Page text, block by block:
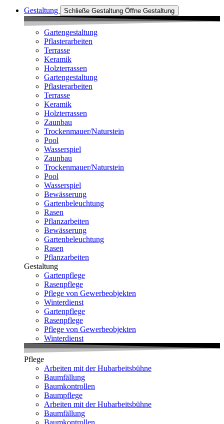
Gestaltung Schließe Gestaltung Öffne Gestaltung
Gartengestaltung
Pflasterarbeiten
Terrasse
Keramik
Holzterrassen
Gartengestaltung
Pflasterarbeiten
Terrasse
Keramik
Holzterrassen
Zaunbau
Trockenmauer/Naturstein
Pool
Wasserspiel
Zaunbau
Trockenmauer/Naturstein
Pool
Wasserspiel
Bewässerung
Gartenbeleuchtung
Rasen
Pflanzarbeiten
Bewässerung
Gartenbeleuchtung
Rasen
Pflanzarbeiten
Gestaltung
Gartenpflege
Rasenpflege
Pflege von Gewerbeobjekten
Winterdienst
Gartenpflege
Rasenpflege
Pflege von Gewerbeobjekten
Winterdienst
Pflege
Arbeiten mit der Hubarbeitsbühne
Baumfällung
Baumkontrollen
Baumpflege
Arbeiten mit der Hubarbeitsbühne
Baumfällung
Baumkontrollen